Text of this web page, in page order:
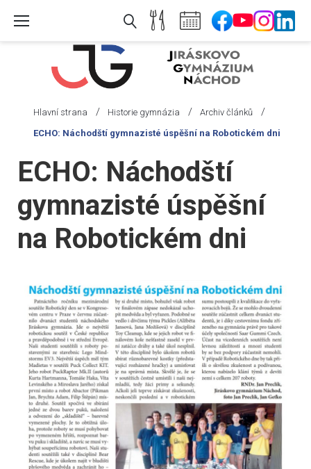
Hlavní strana / Historie gymnázia / Archiv článků /
ECHO: Náchodští gymnazisté úspěšní na Robotickém dni
ECHO: Náchodští
gymnazisté úspěšní
na Robotickém dni